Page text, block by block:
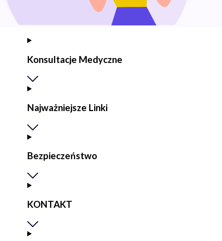
Konsultacje Medyczne
Najważniejsze Linki
Bezpieczeństwo
KONTAKT